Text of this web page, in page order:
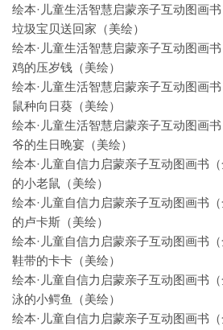
绘本·儿童生活智慧启蒙亲子互动图画
垃圾宝贝送回家（美绘）
绘本·儿童生活智慧启蒙亲子互动图画
鸡的压岁钱（美绘）
绘本·儿童生活智慧启蒙亲子互动图画
鼠种向日葵（美绘）
绘本·儿童生活智慧启蒙亲子互动图画
爷的生日晚宴（美绘）
绘本·儿童自信力启蒙亲子互动图画书
的小老鼠（美绘）
绘本·儿童自信力启蒙亲子互动图画书
的卢卡斯（美绘）
绘本·儿童自信力启蒙亲子互动图画书
鞋带的卡卡（美绘）
绘本·儿童自信力启蒙亲子互动图画书
泳的小鳄鱼（美绘）
绘本·儿童自信力启蒙亲子互动图画书